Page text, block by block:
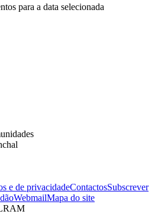
para a data selecionada
e de privacidadeContactosSubscrever
WebmailMapa do site